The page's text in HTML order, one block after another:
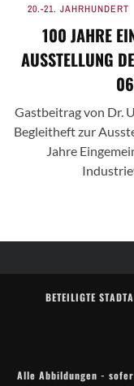
20.-21. JAHRHUNDERT
100 JAHRE
AUSSTELLUNG
Gastbeitrag von Dr.
Begleitheft zur
Jahre
BETEILIGTE
Alle Abbildungen -